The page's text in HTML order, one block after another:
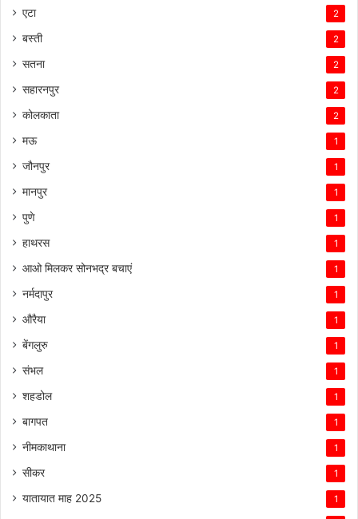
एटा 2
बस्ती 2
सतना 2
सहारनपुर 2
कोलकाता 2
मऊ 1
जौनपुर 1
मानपुर 1
पुणे 1
हाथरस 1
आओ मिलकर सोनभद्र बचाएं 1
नर्मदापुर 1
औरैया 1
बेंगलुरु 1
संभल 1
शहडोल 1
बागपत 1
नीमकाथाना 1
सीकर 1
यातायात माह 2025 1